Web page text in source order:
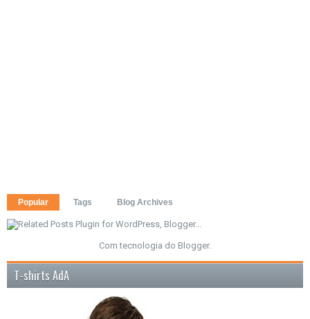
Popular Tags Blog Archives
Com tecnologia do Blogger.
T-shirts AdA